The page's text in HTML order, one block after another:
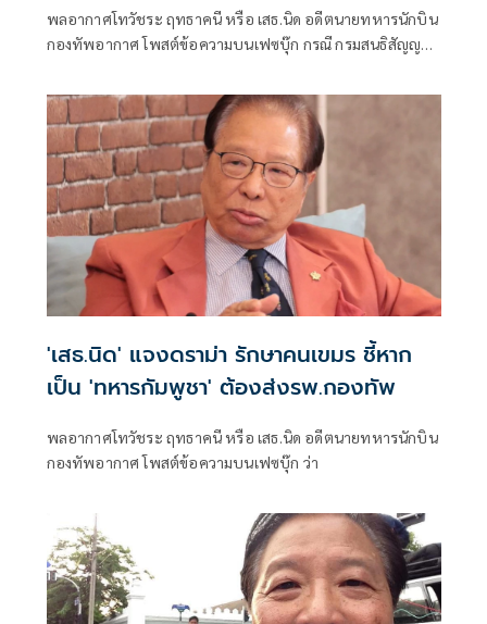
พลอากาศโทวัชระ ฤทธาคนี หรือ เสธ.นิด อดีตนายทหารนักบิน
กองทัพอากาศ โพสต์ข้อความบนเฟซบุ๊ก กรณี กรมสนธิสัญญา
ว่า
'เสธ.นิด' แจงดราม่า รักษาคนเขมร ชี้หาก
เป็น 'ทหารกัมพูชา' ต้องส่งรพ.กองทัพ
พลอากาศโทวัชระ ฤทธาคนี หรือ เสธ.นิด อดีตนายทหารนักบิน
กองทัพอากาศ โพสต์ข้อความบนเฟซบุ๊ก ว่า